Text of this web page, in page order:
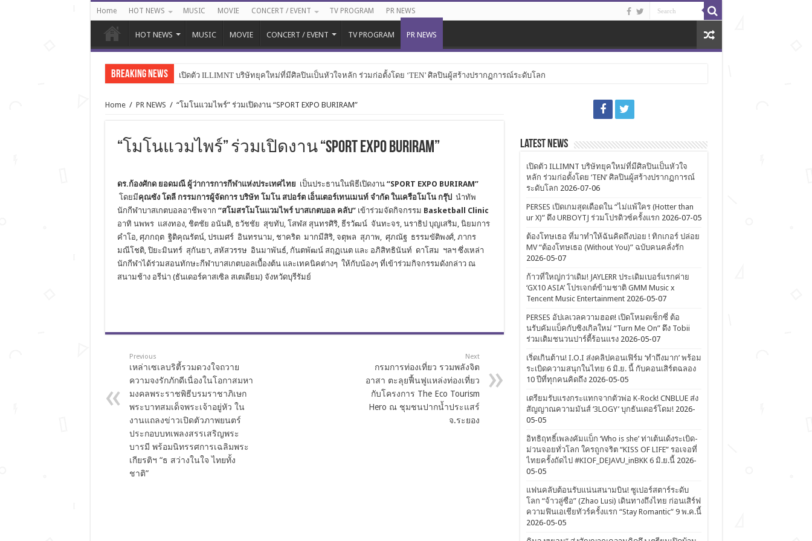
Home HOT NEWS MUSIC MOVIE CONCERT / EVENT TV PROGRAM PR NEWS
HOT NEWS MUSIC MOVIE CONCERT / EVENT TV PROGRAM PR NEWS
Breaking News เปิดตัว ILLIMNT บริษัทยุคใหม่ที่มีศิลปินเป็นหัวใจหลัก ร่วมก่อตั้งโดย ‘TEN’ ศิลปินผู้สร้างปรากฏการณ์ระดับโลก
Home / PR NEWS / “โมโนแวมไพร์” ร่วมเปิดงาน “SPORT EXPO BURIRAM”
“โมโนแวมไพร์” ร่วมเปิดงาน “SPORT EXPO BURIRAM”
ดร.ก้องศักด ยอดมณี ผู้ว่าการการกีฬาแห่งประเทศไทย เป็นประธานในพิธีเปิดงาน “SPORT EXPO BURIRAM”
โดยมีคุณซัง โดลี กรรมการผู้จัดการ บริษัท โมโน สปอร์ต เอ็นเตอร์เทนเมนท์ จำกัด ในเครือโมโน กรุ๊ป นำทัพ
นักกีฬาบาสเกตบอลอาชีพจาก “สโมสรโมโนแวมไพร์ บาสเกตบอล คลับ” เข้าร่วมจัดกิจกรรม Basketball Clinic
อาทิ นพพร แสงทอง, ชิตชัย อนันติ, ธวัชชัย สุขทับ, โสฬส สุนทรศิริ, ธีรวัฒน์ จันทะจร, นราธิป บุญเสริม, นิยมการ
คำโอ, ศุภกฤต ฐิติคุณรัตน์, ปรเมศร์ อินทรนาม, ชาคริต มากมีสิริ, จตุพล สุภาพ, ศุภณัฐ ธรรมขัติพงศ์, ภากร
มณีโชติ, ปิยะมินทร์ สุกันยา, สหัสวรรษ อินมาพันธ์, กันตพัฒน์ สฤฏเนต และ อภิสิทธินันท์ ดาโสม ฯลฯ ซึ่งเหล่า
นักกีฬาได้ร่วมสอนทักษะกีฬาบาสเกตบอลเบื้องต้น และเทคนิคต่างๆ ให้กับน้องๆ ที่เข้าร่วมกิจกรรมดังกล่าว ณ
สนามช้าง อรีน่า (ธันเดอร์คาสเซิล สเตเดียม) จังหวัดบุรีรัมย์
Previous
เหล่าเซเลบริตี้รวมดวงใจถวาย
ความจงรักภักดีเนื่องในโอกาสมหา
มงคลพระราชพิธีบรมราชาภิเษก
พระบาทสมเด็จพระเจ้าอยู่หัว ใน
งานแถลงข่าวเปิดตัวภาพยนตร์
ประกอบบทเพลงสรรเสริญพระ
บารมี พร้อมนิทรรศการเฉลิมพระ
เกียรติฯ “ธ สว่างในใจ ไทยทั้ง
ชาติ”
Next
กรมการท่องเที่ยว รวมพลังจิต
อาสา ตะลุยฟื้นฟูแหล่งท่องเที่ยว
กับโครงการ The Eco Tourism
Hero ณ ชุมชนปากน้ำประแสร์
จ.ระยอง
Latest News
เปิดตัว ILLIMNT บริษัทยุคใหม่ที่มีศิลปินเป็นหัวใจ
หลัก ร่วมก่อตั้งโดย ‘TEN’ ศิลปินผู้สร้างปรากฏการณ์
ระดับโลก 2026-07-06
PERSES เปิดเกมสุดเดือดใน “ไม่แพ้ใคร (Hotter than
ur X)” ดึง URBOYTJ ร่วมโปรดิวซ์ครั้งแรก 2026-07-05
ต้องโทษเธอ ที่มาทำให้ฉันคิดถึงบ่อย ! ทิกเกอร์ ปล่อย
MV “ต้องโทษเธอ (Without You)” ฉบับคนคลั่งรัก
2026-05-07
ก้าวที่ใหญ่กว่าเดิม! JAYLERR ประเดิมเบอร์แรกค่าย
‘GX10 ASIA’ โปรเจกต์ข้ามชาติ GMM Music x
Tencent Music Entertainment 2026-05-07
PERSES อัปเลเวลความฮอต! เปิดโหมดเซ็กซี่ ต้อ
นรับคัมแบ็คกับซิงเกิลใหม่ “Turn Me On” ดึง Tobii
ร่วมเติมชนวนปาร์ตี้ร้อนแรง 2026-05-07
เริ่ดเกินต้าน! I.O.I ส่งคลิปคอนเฟิร์ม ‘ทำถึงมาก’ พร้อม
ระเบิดความสนุกในไทย 6 มิ.ย. นี้ กับคอนเสิร์ตฉลอง
10 ปีที่ทุกคนคิดถึง 2026-05-05
เตรียมรับแรงกระแทกจากตัวพ่อ K-Rock! CNBLUE ส่ง
สัญญาณความมันส์ ‘3LOGY’ บุกธันเดอร์โดม! 2026-
05-05
อิทธิฤทธิ์เพลงคัมแบ็ก ‘Who is she’ ท่าเต้นเด้งระเบิด-
ม่วนจอยทั่วโลก ใครถูกจริต “KISS OF LIFE” รอเจอที่
ไทยครั้งถัดไป #KIOF_DEJAVU_inBKK 6 มิ.ย.นี้ 2026-
05-05
แฟนคลับต้อนรับแน่นสนามบิน! ซูเปอร์สตาร์ระดับ
โลก “จ้าวลู่ซือ” (Zhao Lusi) เดินทางถึงไทย ก่อนเสิร์ฟ
ความฟินเอเชียทัวร์ครั้งแรก “Stay Romantic” 9 พ.ค.นี้
2026-05-05